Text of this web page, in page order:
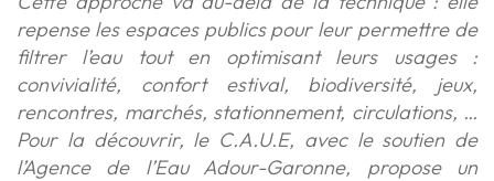
repense les espaces publics pour leur permettre de
filtrer l’eau tout en optimisant leurs usages :
convivialité, confort estival, biodiversité, jeux,
rencontres, marchés, stationnement, circulations, …
Pour la découvrir, le C.A.U.E, avec le soutien de
l’Agence de l’Eau Adour-Garonne, propose un